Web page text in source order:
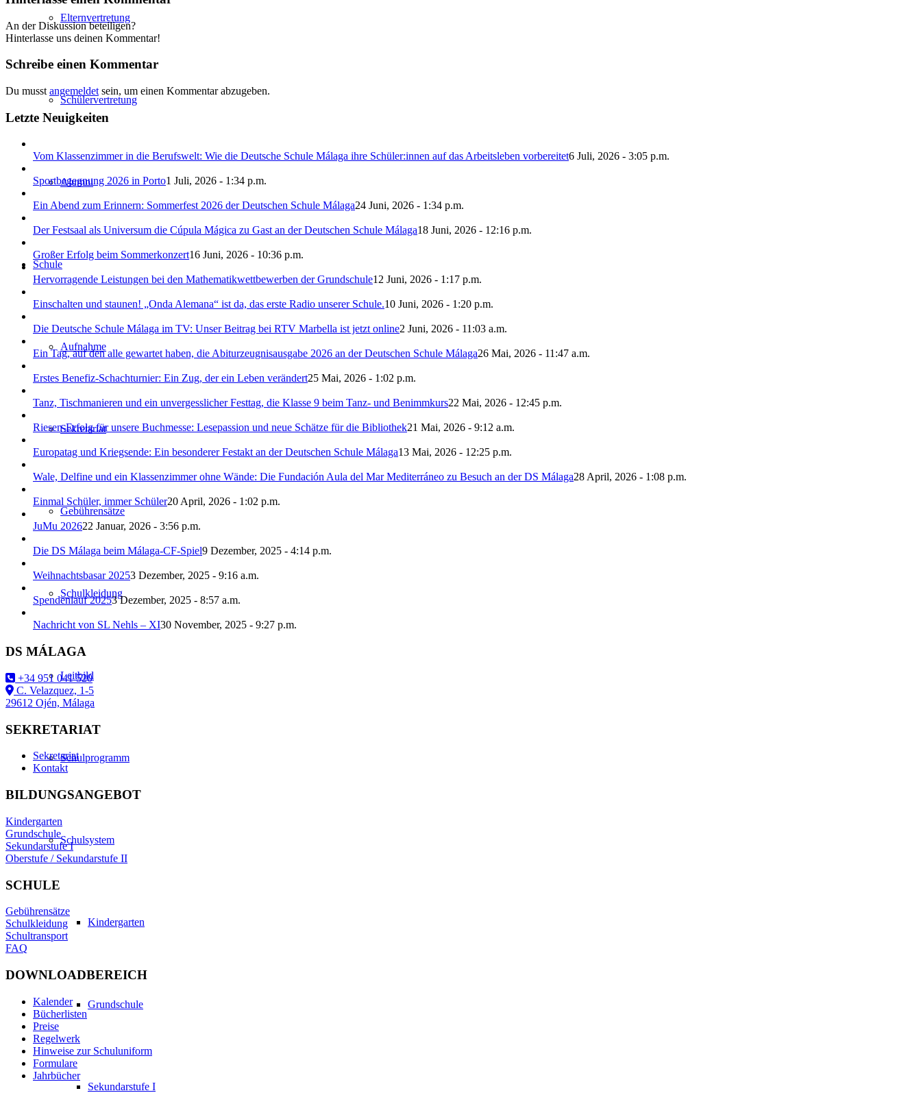
Elternvertretung
Schülervertretung
Alumni
Schule
Aufnahme
Sekretariat
Gebührensätze
Schulkleidung
Leitbild
Schulprogramm
Schulsystem
Kindergarten
Grundschule
Sekundarstufe I
An der Diskussion beteiligen?
Hinterlasse uns deinen Kommentar!
Schreibe einen Kommentar
Du musst angemeldet sein, um einen Kommentar abzugeben.
Letzte Neuigkeiten
Vom Klassenzimmer in die Berufswelt: Wie die Deutsche Schule Málaga ihre Schüler:innen auf das Arbeitsleben vorbereitet6 Juli, 2026 - 3:05 p.m.
Sportbegegnung 2026 in Porto1 Juli, 2026 - 1:34 p.m.
Ein Abend zum Erinnern: Sommerfest 2026 der Deutschen Schule Málaga24 Juni, 2026 - 1:34 p.m.
Der Festsaal als Universum die Cúpula Mágica zu Gast an der Deutschen Schule Málaga18 Juni, 2026 - 12:16 p.m.
Großer Erfolg beim Sommerkonzert16 Juni, 2026 - 10:36 p.m.
Hervorragende Leistungen bei den Mathematikwettbewerben der Grundschule12 Juni, 2026 - 1:17 p.m.
Einschalten und staunen! „Onda Alemana“ ist da, das erste Radio unserer Schule.10 Juni, 2026 - 1:20 p.m.
Die Deutsche Schule Málaga im TV: Unser Beitrag bei RTV Marbella ist jetzt online2 Juni, 2026 - 11:03 a.m.
Ein Tag, auf den alle gewartet haben, die Abiturzeugnisausgabe 2026 an der Deutschen Schule Málaga26 Mai, 2026 - 11:47 a.m.
Erstes Benefiz-Schachturnier: Ein Zug, der ein Leben verändert25 Mai, 2026 - 1:02 p.m.
Tanz, Tischmanieren und ein unvergesslicher Festtag, die Klasse 9 beim Tanz- und Benimmkurs22 Mai, 2026 - 12:45 p.m.
Riesen-Erfolg für unsere Buchmesse: Lesepassion und neue Schätze für die Bibliothek21 Mai, 2026 - 9:12 a.m.
Europatag und Kriegsende: Ein besonderer Festakt an der Deutschen Schule Málaga13 Mai, 2026 - 12:25 p.m.
Wale, Delfine und ein Klassenzimmer ohne Wände: Die Fundación Aula del Mar Mediterráneo zu Besuch an der DS Málaga28 April, 2026 - 1:08 p.m.
Einmal Schüler, immer Schüler20 April, 2026 - 1:02 p.m.
JuMu 202622 Januar, 2026 - 3:56 p.m.
Die DS Málaga beim Málaga-CF-Spiel9 Dezember, 2025 - 4:14 p.m.
Weihnachtsbasar 20253 Dezember, 2025 - 9:16 a.m.
Spendenlauf 20253 Dezember, 2025 - 8:57 a.m.
Nachricht von SL Nehls – XI30 November, 2025 - 9:27 p.m.
DS MÁLAGA
+34 951 041 520
C. Velazquez, 1-5
29612 Ojén, Málaga
SEKRETARIAT
Sekretariat
Kontakt
BILDUNGSANGEBOT
Kindergarten
Grundschule
Sekundarstufe I
Oberstufe / Sekundarstufe II
SCHULE
Gebührensätze
Schulkleidung
Schultransport
FAQ
DOWNLOADBEREICH
Kalender
Bücherlisten
Preise
Regelwerk
Hinweise zur Schuluniform
Formulare
Jahrbücher